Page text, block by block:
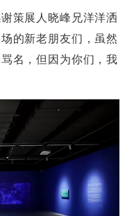
策展人晓峰兄洋洋洒
的新老朋友们，虽然
名，但因为你们，我